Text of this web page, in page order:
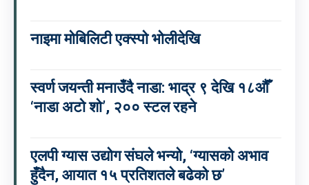
नाइमा मोबिलिटी एक्स्पो भोलीदेखि
स्वर्ण जयन्ती मनाउँदै नाडा: भाद्र ९ देखि १८औँ
‘नाडा अटो शो’, २०० स्टल रहने
एलपी ग्यास उद्योग संघले भन्यो, ‘ग्यासको अभाव
हुँदैन, आयात १५ प्रतिशतले बढेको छ’